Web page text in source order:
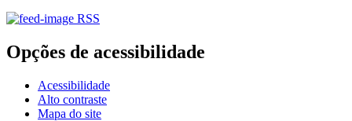
RSS
Opções de acessibilidade
Acessibilidade
Alto contraste
Mapa do site